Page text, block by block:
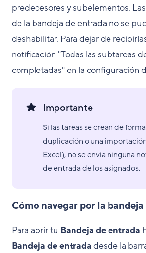
predecesores y subelementos.
de la bandeja de entrada no se
deshabilitar. Para dejar de
notificación "Todas las subtareas
completadas" en la configuración
Importante
Si las tareas se crean de
duplicación o una
Excel), no se envía ninguna
de entrada de los asignados.
Cómo navegar por la
Para abrir tu Bandeja de entrada
Bandeja de entrada desde la